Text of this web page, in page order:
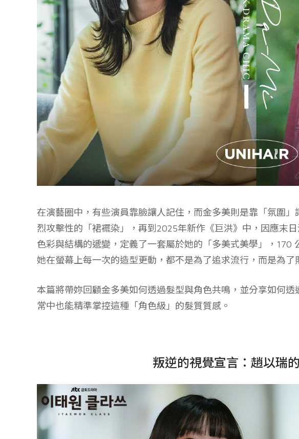
在演藝圈中，有些演員靠臉讓人記住，而金多美則是靠「氛圍
烈攻擊性的「裙襬染」，再到2025年新作《巨洪》中，因應末
色彩與結構的遞變，定義了一套屬於她的「多美式美學」，170
她在螢幕上每一次的造型更動，都不是為了追求流行，而是為了
本篇將帶妳回顧金多美如何透過髮型與角色共鳴，並分享如何透
常中也能精準掌控這種「角色級」的髮質質感。
叛逆的視覺宣言：趙以瑞的